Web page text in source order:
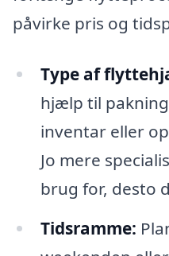
påvirke pris og
Type af
hjælp til
inventar eller
Jo mere
brug for, desto
Tidsramme: